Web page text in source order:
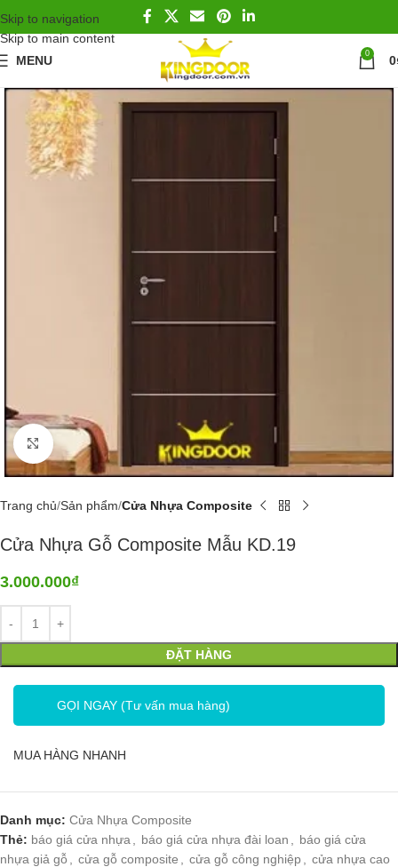
Skip to navigation
Skip to main content
MENU
0 0
Click to enlarge
Trang chủ Sản phẩm Cửa Nhựa Composite
Cửa Nhựa Gỗ Composite Mẫu KD.19
3.000.000₫
ĐẶT HÀNG
GỌI NGAY (Tư vấn mua hàng)
MUA HÀNG NHANH
Danh mục: Cửa Nhựa Composite
Thẻ: báo giá cửa nhựa báo giá cửa nhựa đài loan
báo giá cửa
nhựa giả gỗ
cửa gỗ composite cửa gỗ công nghiệp
cửa nhựa cao